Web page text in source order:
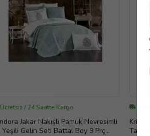
Ücretsiz / 24 Saatte Kargo
Jakar Nakışlı Pamuk Nevresimli
Yeşili Gelin Seti Battal Boy 9 Prç